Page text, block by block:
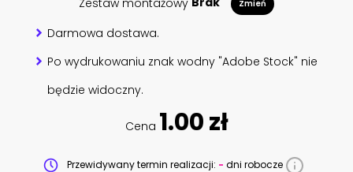
Zmień
Darmowa dostawa.
Po wydrukowaniu znak wodny "Adobe Stock" nie
będzie widoczny.
Cena 1.00 zł
Przewidywany termin realizacji: - dni robocze